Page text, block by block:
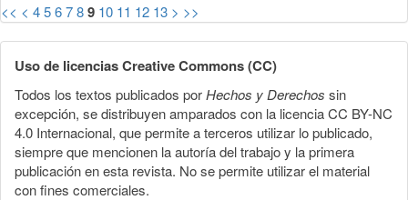
<< < 456789 10 11 12 13 > >>
Uso de licencias Creative Commons (CC)
Todos los textos publicados porHechos y Derechos sin
excepción, se distribuyen amparados con la licencia CC BY-NC
4.0 Internacional, que permite a terceros utilizar lo publicado,
siempre que mencionen la autoría del trabajo y la primera
publicación en esta revista. No se permite utilizar el material
con fines comerciales.